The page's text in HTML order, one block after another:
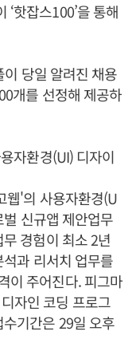
핫잡스100’을 통해
당일 알려진 채용
개를 선정해 제공하
자환경(UI) 디자이
웹'의 사용자환경(U
벌 신규앱 제안업무
경험이 최소 2년
과 리서치 업무를
이 주어진다. 피그마
자인 코딩 프로그
기간은 29일 오후